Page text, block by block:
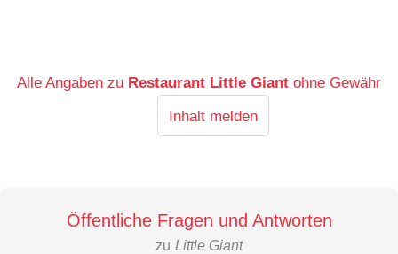
Alle Angaben zu Restaurant Little Giant ohne Gewähr
Inhalt melden
Öffentliche Fragen und Antworten
zu Little Giant